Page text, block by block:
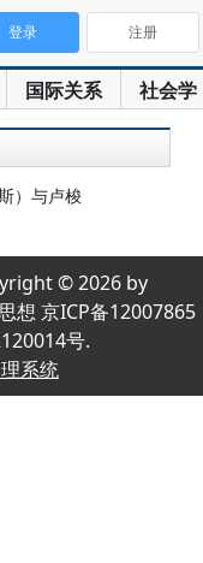
国际关系 社会学
登录 注册
）与卢梭
© 2026 by
想 京ICP备12007865
号.
系统